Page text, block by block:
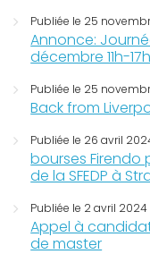
Publiée le 25
Annonce:
décembre 11h-17h
Publiée le 25
Back from
Publiée le 26 avril
bourses
de la SFEDP à
Publiée le 2 avril 2024
Appel à
de master